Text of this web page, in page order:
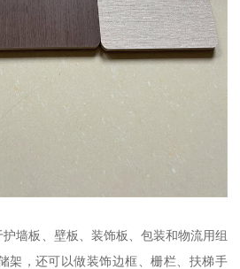
墙板、壁板、装饰板、包装和物流用组
架，还可以做装饰边框、栅栏、扶梯手